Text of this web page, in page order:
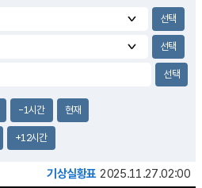
-1시간 현재
+12시간
기상실황표 2025.11.27.02:00